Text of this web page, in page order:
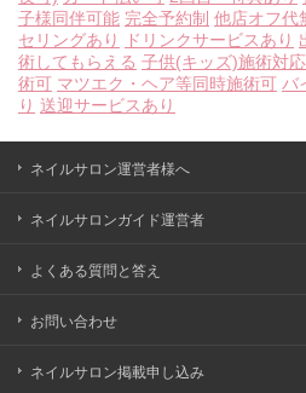
子様同伴可能 完全予約制 他店オフ代
セリングあり
ドリンクサービスあり
術してもらえる 子供(キッズ)施術対
術可 マツエク・ヘア等同時施術可 バ
り 送迎サービスあり
ネイルサロン運営者様へ
ネイルサロンガイド運営者
よくある質問と答え
お問い合わせ
ネイルサロン掲載申し込み